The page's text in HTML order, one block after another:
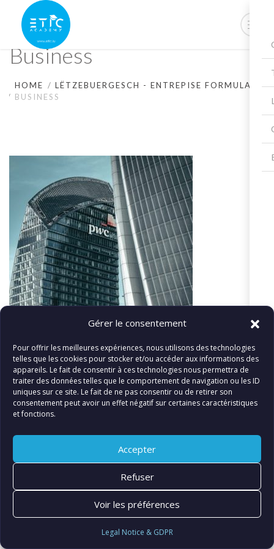
Gérer le consentement
Pour offrir les meilleures expériences, nous utilisons des technologies
telles que les cookies pour stocker et/ou accéder aux informations des
appareils. Le fait de consentir à ces technologies nous permettra de
traiter des données telles que le comportement de navigation ou les ID
uniques sur ce site. Le fait de ne pas consentir ou de retirer son
consentement peut avoir un effet négatif sur certaines caractéristiques
et fonctions.
Accepter
Refuser
Voir les préférences
Legal Notice & GDPR
Business
HOME
LËTZEBUERGESCH - ENTREPISE FORMULA
BUSINESS
«Lëtzebuergesch – Entrepise Formula
© FIATLUX INTERNATIONAL SARL